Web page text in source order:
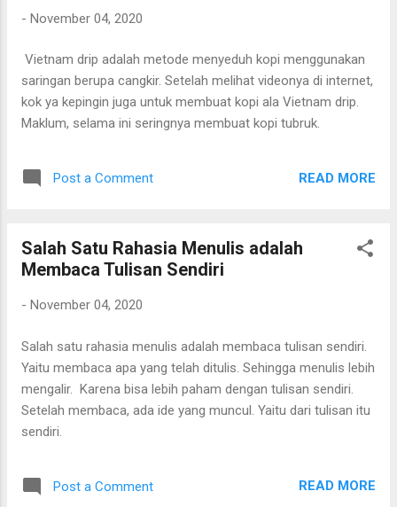
- November 04, 2020
Vietnam drip adalah metode menyeduh kopi menggunakan
saringan berupa cangkir. Setelah melihat videonya di internet,
kok ya kepingin juga untuk membuat kopi ala Vietnam drip.
Maklum, selama ini seringnya membuat kopi tubruk.
Post a Comment READ MORE
Salah Satu Rahasia Menulis adalah
Membaca Tulisan Sendiri
- November 04, 2020
Salah satu rahasia menulis adalah membaca tulisan sendiri.
Yaitu membaca apa yang telah ditulis. Sehingga menulis lebih
mengalir. Karena bisa lebih paham dengan tulisan sendiri.
Setelah membaca, ada ide yang muncul. Yaitu dari tulisan itu
sendiri.
Post a Comment READ MORE